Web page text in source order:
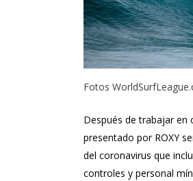
Fotos
Después de trabajar en
presentado por ROXY
del coronavirus que
controles y personal